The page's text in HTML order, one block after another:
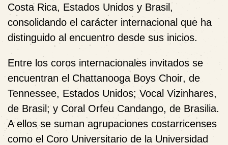
Costa Rica, Estados Unidos y Brasil,
consolidando el carácter internacional que ha
distinguido al encuentro desde sus inicios.
Entre los coros internacionales invitados se
encuentran el Chattanooga Boys Choir, de
Tennessee, Estados Unidos;Vocal Vizinhares,
de Brasil; y Coral Orfeu Candango, de Brasilia.
A ellos se suman agrupaciones costarricenses
como el Coro Universitario de la Universidad